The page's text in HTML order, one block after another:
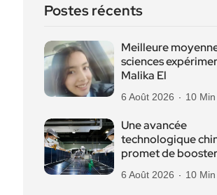
Postes récents
Meilleure
sciences
Malika El
6 Août 2026 10
Une avancée
technologique
promet de booster
6 Août 2026 10